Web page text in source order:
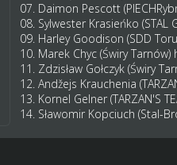
07. Daimon Pescott
08. Sylwester Krasieńko (STAL
09. Harley Goodison (SDD
10. Marek Chyc (Świry Tarnów)
11. Zdzisław Gołczyk (Świry
12. Andžejs Krauchenia
13. Kornel Gelner (TARZAN'S
14. Sławomir Kopciuch (Stal-